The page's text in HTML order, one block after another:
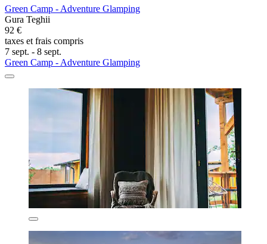
Green Camp - Adventure Glamping
Gura Teghii
92 €
taxes et frais compris
7 sept. - 8 sept.
Green Camp - Adventure Glamping